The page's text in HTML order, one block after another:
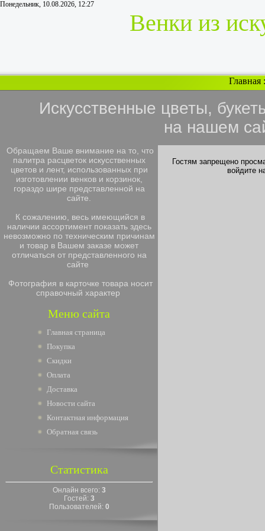
Понедельник, 10.08.2026, 12:27
Венки из
Главная
Искусственные цветы,
на нашем
Обращаем Ваше внимание на то, что
палитра расцветок искусственных
цветов и лент, использованных при
изготовлении венков и корзинок,
гораздо шире представленной на
сайте.
К сожалению, весь имеющийся в
наличии ассортимент показать здесь
невозможно по техническим причинам
и товар в Вашем заказе может
отличаться от представленного на
сайте
Фотография в карточке товара носит
справочный характер
Меню сайта
Главная страница
Покупка
Скидки
Оплата
Доставка
Новости сайта
Контактная информация
Обратная связь
Статистика
Онлайн всего: 3
Гостей: 3
Пользователей: 0
Гостям запрещено
войдите